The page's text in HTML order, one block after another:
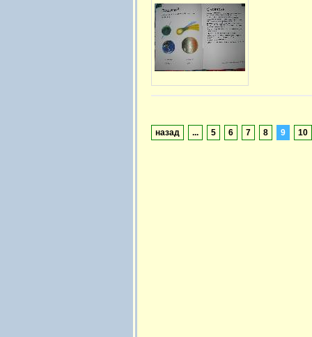
назад ... 5 6 7 8 9 10